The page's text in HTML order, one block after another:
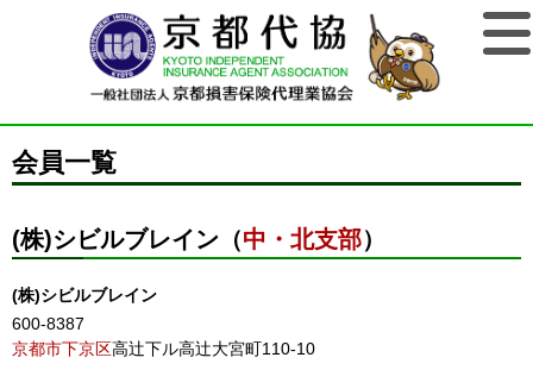
会員一覧
(株)シビルブレイン（中・北支部）
(株)シビルブレイン
600-8387
京都市下京区高辻下ル高辻大宮町110-10